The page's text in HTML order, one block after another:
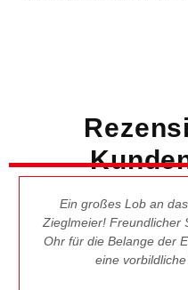
Ein großes Lob an
Zieglmeier! Freundlicher
Ohr für die Belange der
eine